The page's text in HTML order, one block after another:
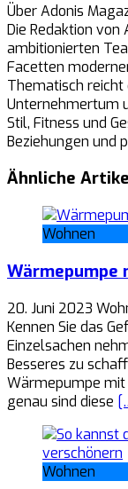
Über Adonis
Die Redaktion
ambitionierten
Facetten
Thematisch reicht
Unternehmertum
Stil, Fitness und
Beziehungen und
Ähnliche
Wohnen
Wärmepumpe
20. Juni 2023
Kennen Sie das
Einzelsachen
Besseres zu
Wärmepumpe mit
genau sind diese
Wohnen